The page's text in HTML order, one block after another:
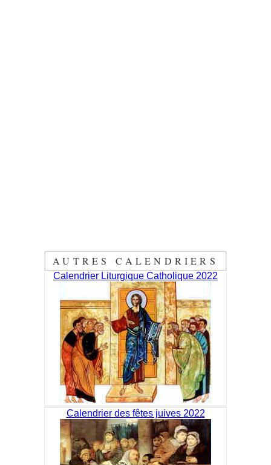
AUTRES CALENDRIERS
Calendrier Liturgique Catholique 2022
Calendrier des fêtes juives 2022